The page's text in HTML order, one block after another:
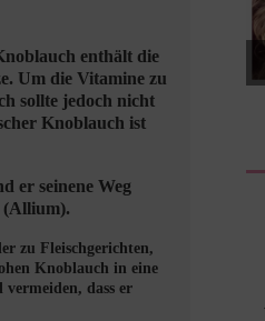
enthält die
Um die Vitamine zu
sollte jedoch nicht
Knoblauch ist
er seinene Weg
(Allium).
zu Fleischgerichten,
Knoblauch in eine
dass er